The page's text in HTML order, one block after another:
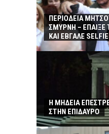
ΠΕΡΙΟΔΕΙΑ
ΣΜΥΡΝΗ – ΕΠΑΙΞΕ
ΚΑΙ ΕΒΓΑΛΕ SELFIE
Η ΜΗΔΕΙΑ
ΣΤΗΝ ΕΠΙΔΑΥΡΟ